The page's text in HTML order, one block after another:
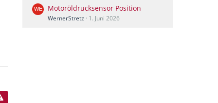
Motoröldrucksensor Position
WernerStretz 1. Juni 2026